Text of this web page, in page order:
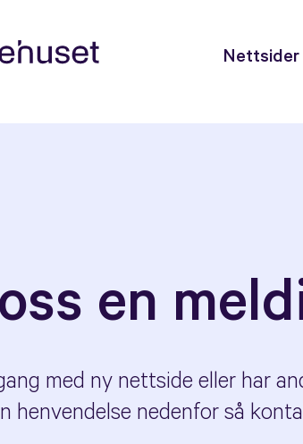
Nettsider
en
med ny nettside eller har
henvendelse nedenfor så